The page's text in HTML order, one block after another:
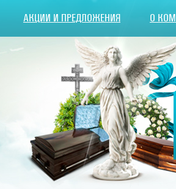
АКЦИИ И ПРЕДЛОЖЕНИЯ О